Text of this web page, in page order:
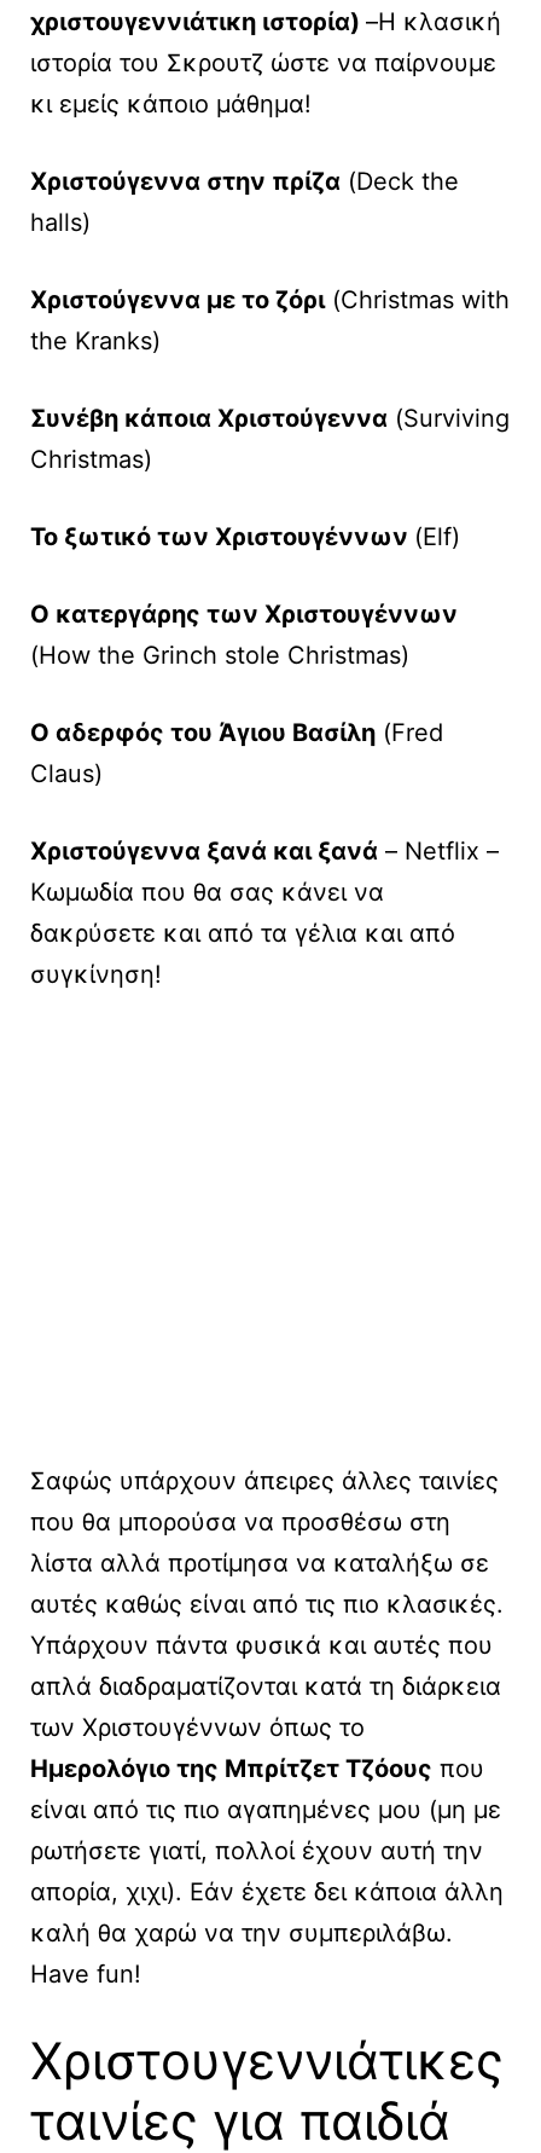
χριστουγεννιάτικη ιστορία) –Η κλασική
ιστορία του Σκρουτζ ώστε να παίρνουμε
κι εμείς κάποιο μάθημα!
Χριστούγεννα στην πρίζα (Deck the
halls)
Χριστούγεννα με το ζόρι(Christmas with
the Kranks)
Συνέβη κάποια Χριστούγεννα (Surviving
Christmas)
To ξωτικό των Χριστουγέννων (Elf)
Ο κατεργάρης των Χριστουγέννων
(How the Grinch stole Christmas)
O αδερφός του Άγιου Βασίλη (Fred
Claus)
Χριστούγεννα ξανά και ξανά – Netflix –
Κωμωδία που θα σας κάνει να
δακρύσετε και από τα γέλια και από
συγκίνηση!
Σαφώς υπάρχουν άπειρες άλλες ταινίες
που θα μπορούσα να προσθέσω στη
λίστα αλλά προτίμησα να καταλήξω σε
αυτές καθώς είναι από τις πιο κλασικές.
Υπάρχουν πάντα φυσικά και αυτές που
απλά διαδραματίζονται κατά τη διάρκεια
των Χριστουγέννων όπως το
Ημερολόγιο της Μπρίτζετ Τζόους που
είναι από τις πιο αγαπημένες μου (μη με
ρωτήσετε γιατί, πολλοί έχουν αυτή την
απορία, χιχι). Εάν έχετε δει κάποια άλλη
καλή θα χαρώ να την συμπεριλάβω.
Have fun!
Χριστουγεννιάτικες
ταινίες για παιδιά